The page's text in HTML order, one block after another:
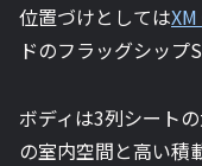
位置づけとしては
ドのフラッグシップ
ボディは3列シート
の室内空間と高い積